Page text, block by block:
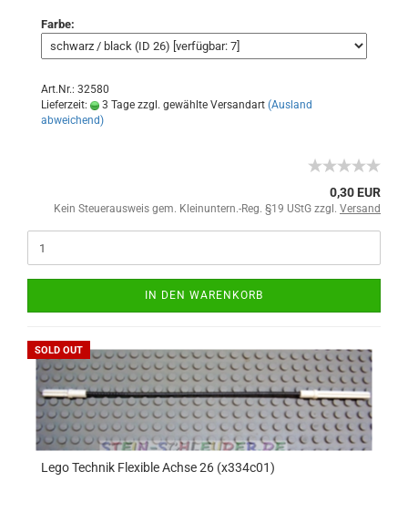
Farbe:
Art.Nr.: 32580
Lieferzeit:
3 Tage zzgl. gewählte Versandart (Ausland
abweichend)
0,30 EUR
Kein Steuerausweis gem. Kleinuntern.-Reg. §19 UStG zzgl. Versand
IN DEN WARENKORB
SOLD OUT
Lego Technik Flexible Achse 26 (x334c01)